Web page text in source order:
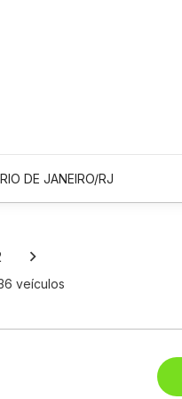
RIO DE JANEIRO/RJ
veículos